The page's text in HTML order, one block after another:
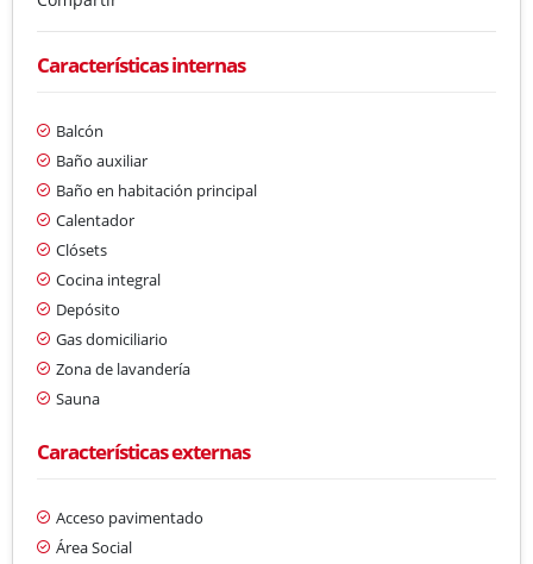
Características internas
Balcón
Baño auxiliar
Baño en habitación principal
Calentador
Clósets
Cocina integral
Depósito
Gas domiciliario
Zona de lavandería
Sauna
Características externas
Acceso pavimentado
Área Social